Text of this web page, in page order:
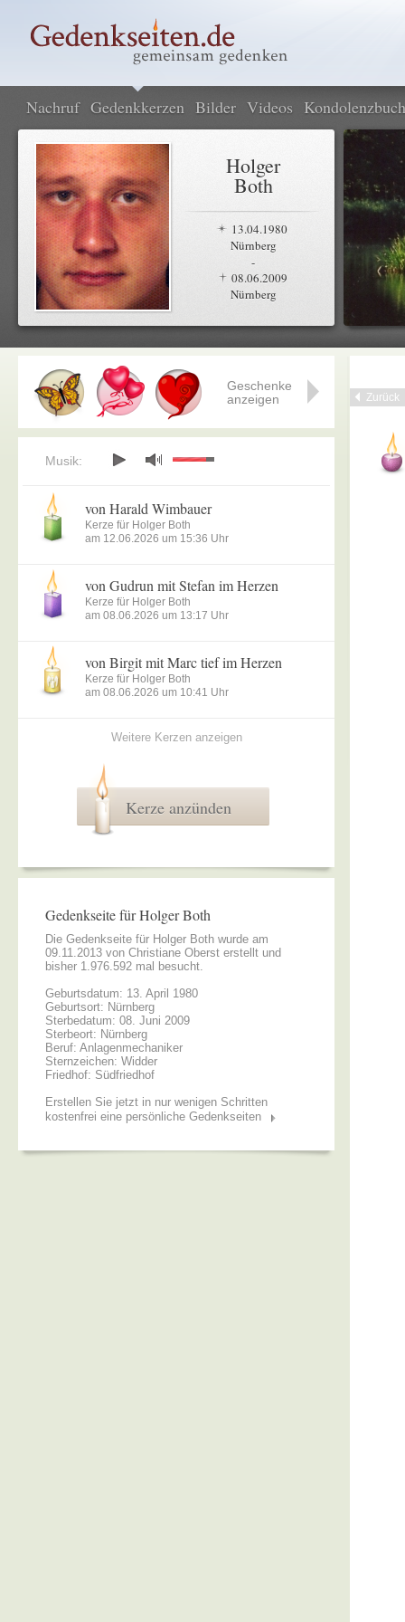
Nachruf Gedenkkerzen Bilder Videos Kondolenzbuch
Holger
Both
13.04.1980
Nürnberg
-
08.06.2009
Nürnberg
Zurück
Geschenke
anzeigen
Musik:
von Harald Wimbauer
Kerze für Holger Both
am 12.06.2026 um 15:36 Uhr
von Gudrun mit Stefan im Herzen
Kerze für Holger Both
am 08.06.2026 um 13:17 Uhr
von Birgit mit Marc tief im Herzen
Kerze für Holger Both
am 08.06.2026 um 10:41 Uhr
Weitere Kerzen anzeigen
Kerze anzünden
Gedenkseite für Holger Both
Die Gedenkseite für Holger Both wurde am
09.11.2013 von Christiane Oberst erstellt und
bisher 1.976.592 mal besucht.
Geburtsdatum: 13. April 1980
Geburtsort: Nürnberg
Sterbedatum: 08. Juni 2009
Sterbeort: Nürnberg
Beruf: Anlagenmechaniker
Sternzeichen: Widder
Friedhof: Südfriedhof
Erstellen Sie jetzt in nur wenigen Schritten
kostenfrei eine persönliche Gedenkseiten